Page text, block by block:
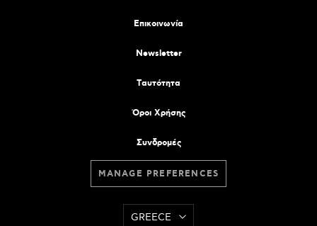
Επικοινωνία
Newsletter
Tαυτότητα
Όροι Χρήσης
Συνδρομές
MANAGE PREFERENCES
GREECE